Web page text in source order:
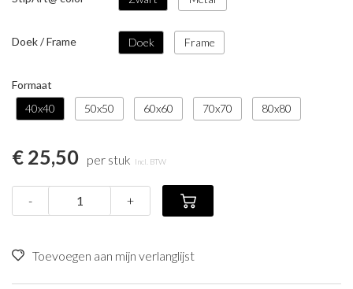
Doek / Frame Doek Frame
Formaat
40x40
50x50 60x60 70x70 80x80
€ 25,50 per stuk Incl. BTW
- +
Toevoegen aan mijn verlanglijst